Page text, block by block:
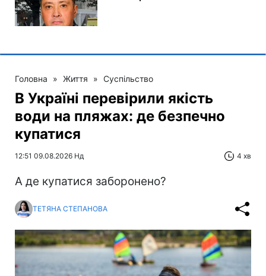
Головна » Життя » Суспільство
В Україні перевірили якість
води на пляжах: де безпечно
купатися
12:51 09.08.2026 Нд 4 хв
А де купатися заборонено?
ТЕТЯНА СТЕПАНОВА